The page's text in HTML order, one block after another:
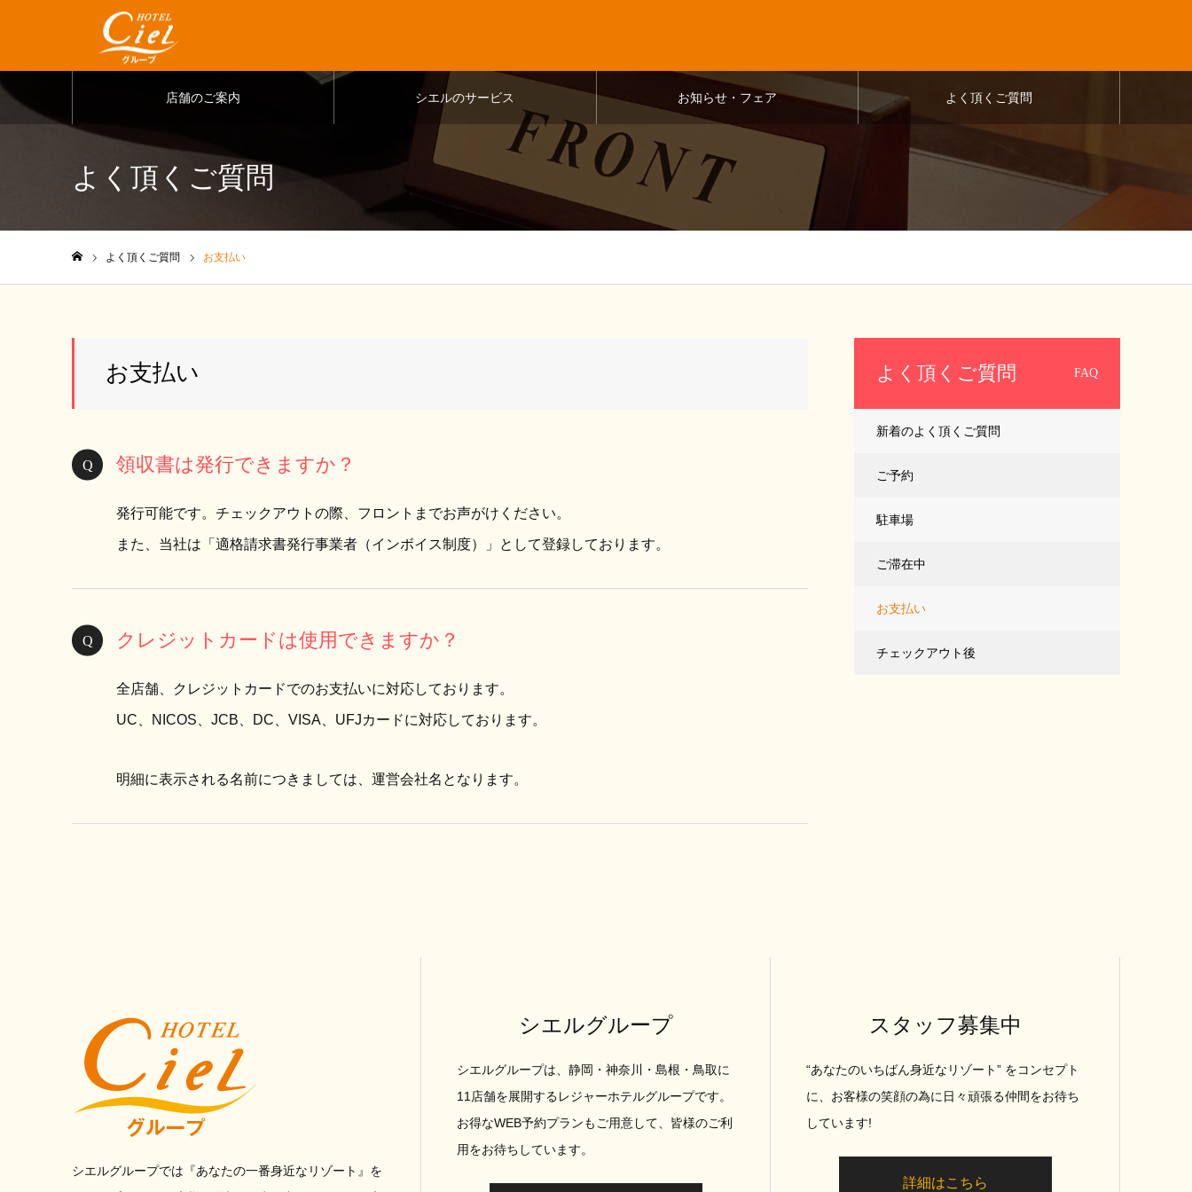
店舗のご案内 シエルのサービス お知らせ・フェア よく頂くご質問
よく頂くご質問
よく頂くご質問 お支払い
お支払い
領収書は発行できますか？
発行可能です。チェックアウトの際、フロントまでお声がけください。
また、当社は「適格請求書発行事業者（インボイス制度）」として登録しております。
クレジットカードは使用できますか？
全店舗、クレジットカードでのお支払いに対応しております。
UC、NICOS、JCB、DC、VISA、UFJカードに対応しております。
明細に表示される名前につきましては、運営会社名となります。
よく頂くご質問 FAQ
新着のよく頂くご質問
ご予約
駐車場
ご滞在中
お支払い
チェックアウト後
シエルグループでは『あなたの一番身近なリゾート』を
シエルグループ
シエルグループは、静岡・神奈川・島根・鳥取に
11店舗を展開するレジャーホテルグループです。
お得なWEB予約プランもご用意して、皆様のご利
用をお待ちしています。
スタッフ募集中
“あなたのいちばん身近なリゾート” をコンセプト
に、お客様の笑顔の為に日々頑張る仲間をお待ち
しています!
詳細はこちら